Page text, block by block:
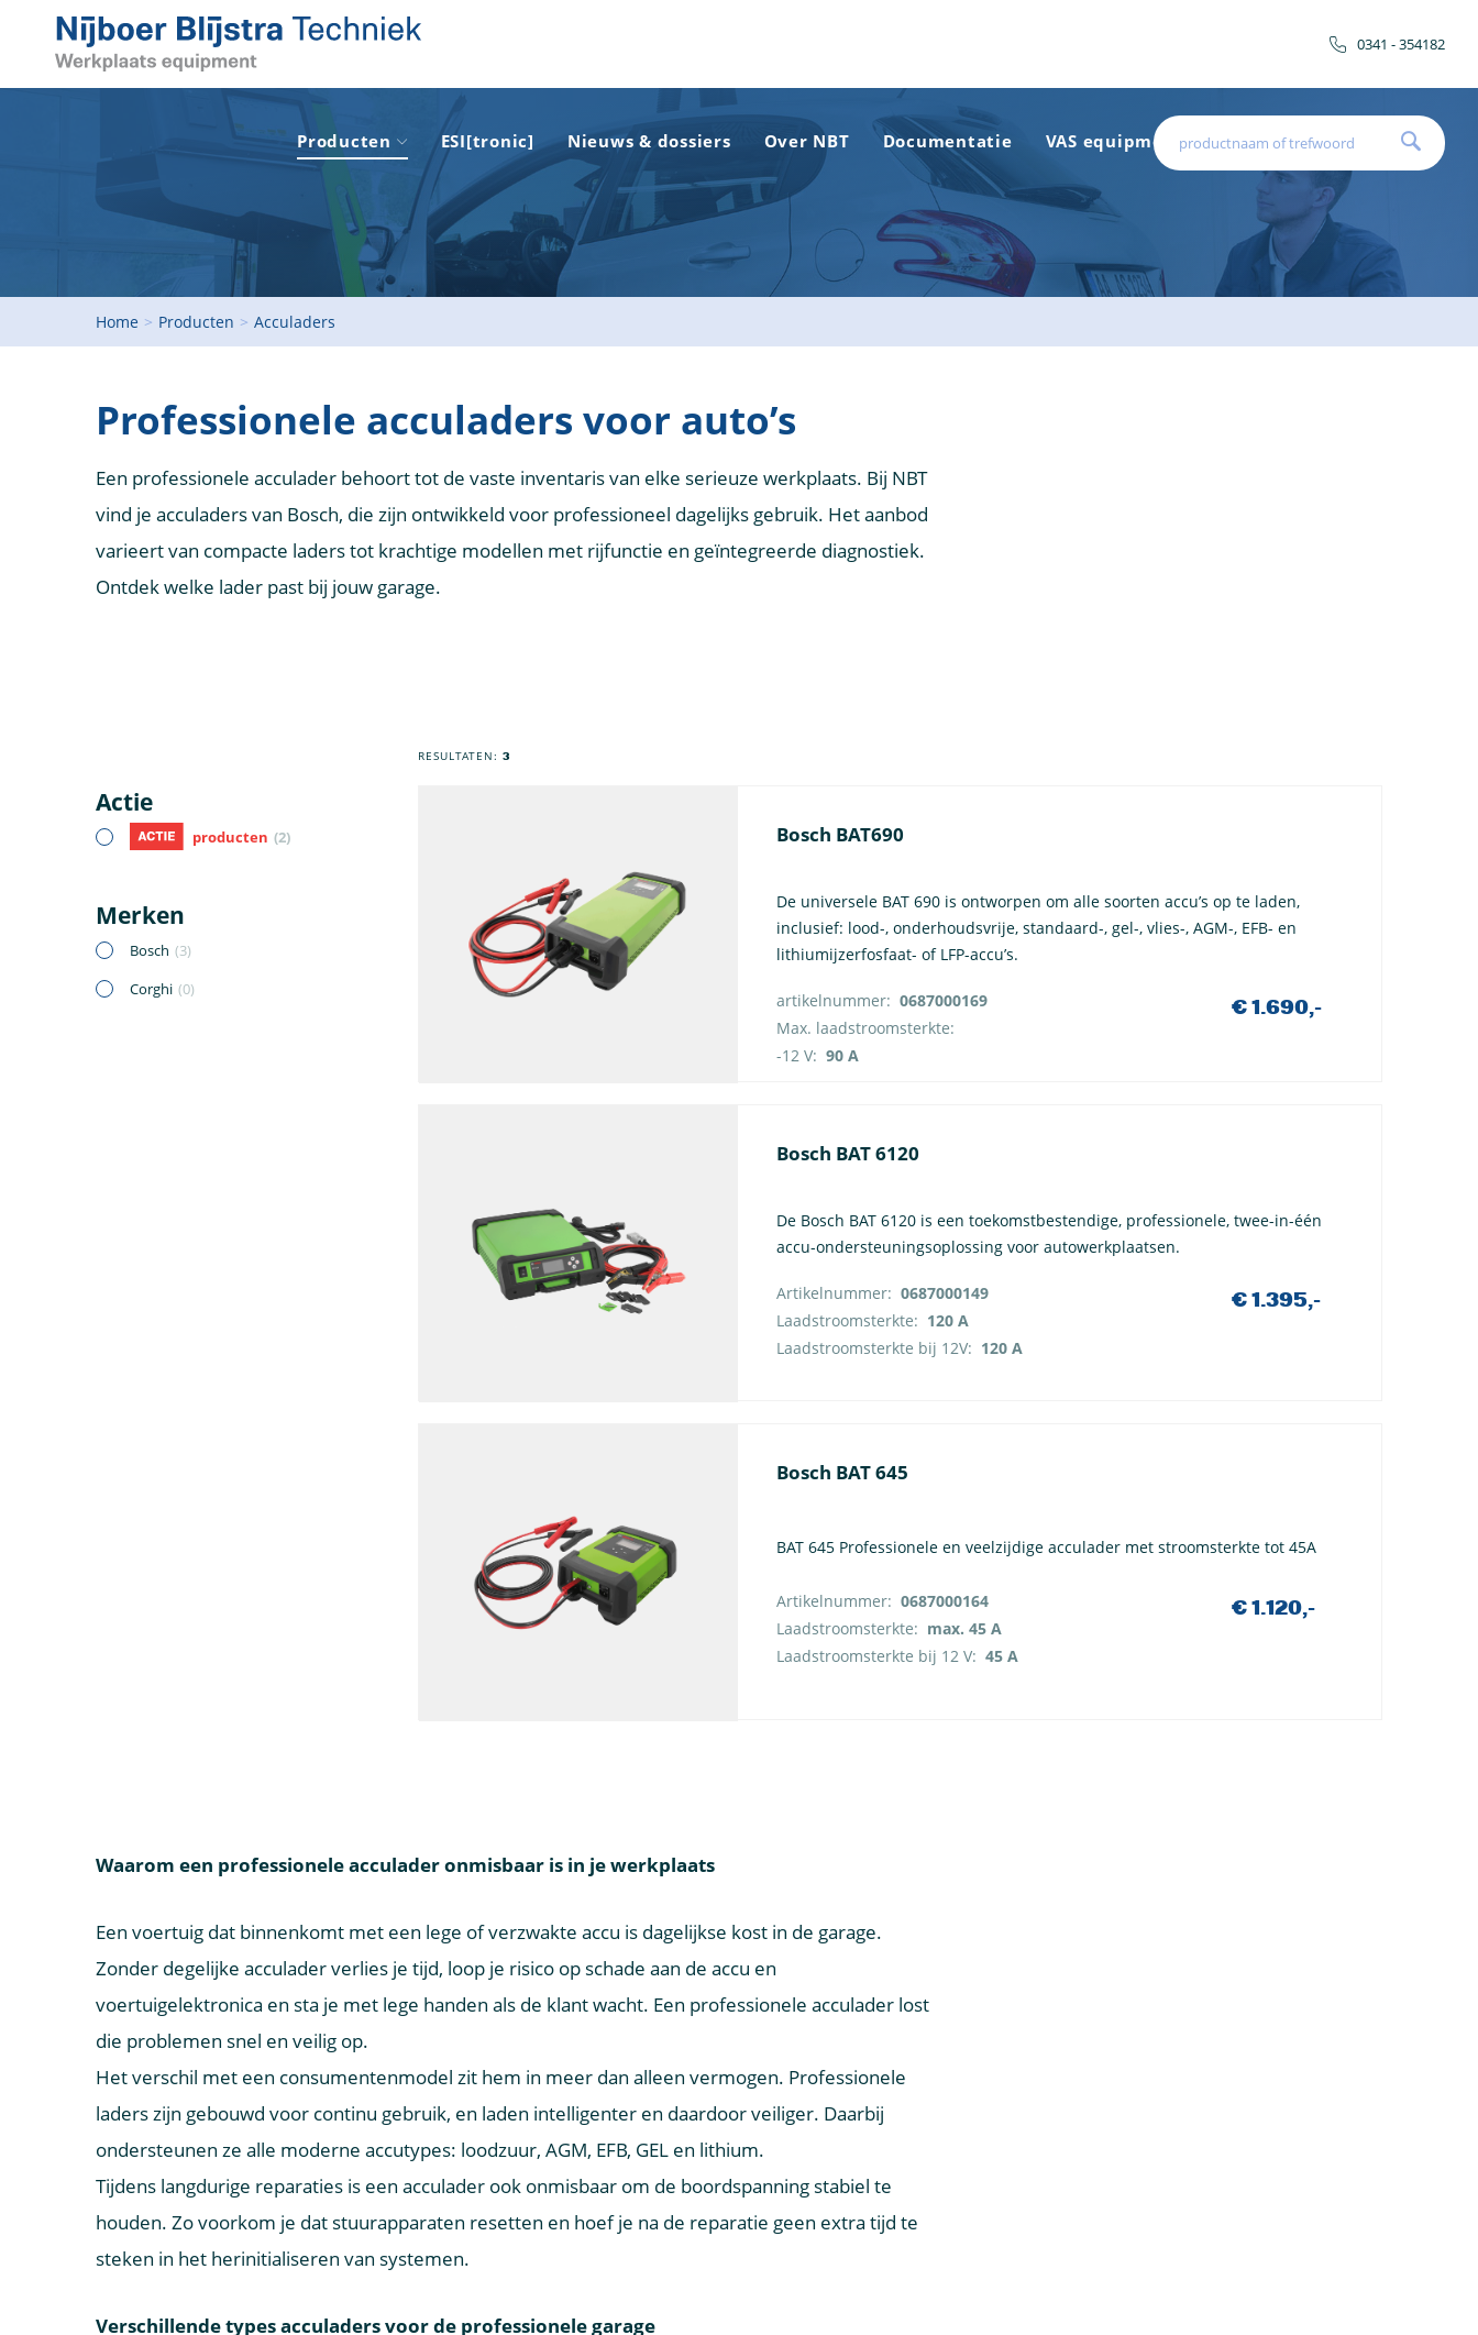
0341 - 354182
Producten ESI[tronic] Nieuws & dossiers Over NBT Documentatie VAS equipment Contact Vacature
Home > Producten > Acculaders
Professionele acculaders voor auto’s
Een professionele acculader behoort tot de vaste inventaris van elke serieuze werkplaats. Bij NBT
vind je acculaders van Bosch, die zijn ontwikkeld voor professioneel dagelijks gebruik. Het aanbod
varieert van compacte laders tot krachtige modellen met rijfunctie en geïntegreerde diagnostiek.
Ontdek welke lader past bij jouw garage.
Actie
producten (2)
Merken
Bosch (3)
Corghi (0)
RESULTATEN: 3
Bosch BAT690
De universele BAT 690 is ontworpen om alle soorten accu’s op te laden,
inclusief: lood-, onderhoudsvrije, standaard-, gel-, vlies-, AGM-, EFB- en
lithiumijzerfosfaat- of LFP-accu’s.
artikelnummer: 0687000169
Max. laadstroomsterkte:
-12 V: 90 A
€ 1.690,-
Bosch BAT 6120
De Bosch BAT 6120 is een toekomstbestendige, professionele, twee-in-één
accu-ondersteuningsoplossing voor autowerkplaatsen.
Artikelnummer: 0687000149
Laadstroomsterkte: 120 A
Laadstroomsterkte bij 12V: 120 A
€ 1.395,-
Bosch BAT 645
BAT 645 Professionele en veelzijdige acculader met stroomsterkte tot 45A
Artikelnummer: 0687000164
Laadstroomsterkte: max. 45 A
Laadstroomsterkte bij 12 V: 45 A
€ 1.120,-
Waarom een professionele acculader onmisbaar is in je werkplaats
Een voertuig dat binnenkomt met een lege of verzwakte accu is dagelijkse kost in de garage.
Zonder degelijke acculader verlies je tijd, loop je risico op schade aan de accu en
voertuigelektronica en sta je met lege handen als de klant wacht. Een professionele acculader lost
die problemen snel en veilig op.
Het verschil met een consumentenmodel zit hem in meer dan alleen vermogen. Professionele
laders zijn gebouwd voor continu gebruik, en laden intelligenter en daardoor veiliger. Daarbij
ondersteunen ze alle moderne accutypes: loodzuur, AGM, EFB, GEL en lithium.
Tijdens langdurige reparaties is een acculader ook onmisbaar om de boordspanning stabiel te
houden. Zo voorkom je dat stuurapparaten resetten en hoef je na de reparatie geen extra tijd te
steken in het herinitialiseren van systemen.
Verschillende types acculaders voor de professionele garage